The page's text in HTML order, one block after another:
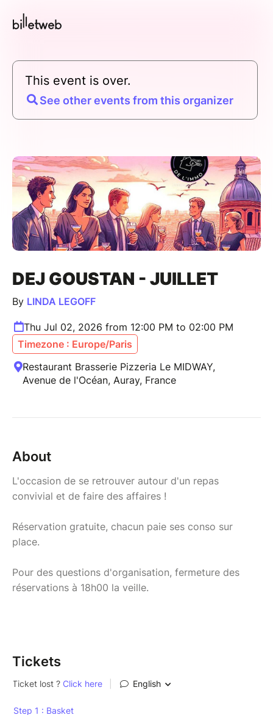
This event is over.
See other events from this organizer
DEJ GOUSTAN - JUILLET
By LINDA LEGOFF
Thu Jul 02, 2026 from 12:00 PM to 02:00 PM
Timezone : Europe/Paris
Restaurant Brasserie Pizzeria Le MIDWAY,
Avenue de l'Océan, Auray, France
About
L'occasion de se retrouver autour d'un repas
convivial et de faire des affaires !
Réservation gratuite, chacun paie ses conso sur
place.
Pour des questions d'organisation, fermeture des
réservations à 18h00 la veille.
Tickets